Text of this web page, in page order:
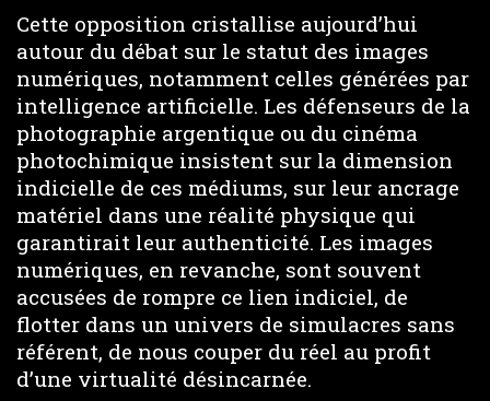
Cette opposition cristallise aujourd’hui
autour du débat sur le statut des images
numériques, notamment celles générées par
intelligence artificielle. Les défenseurs de la
photographie argentique ou du cinéma
photochimique insistent sur la dimension
indicielle de ces médiums, sur leur ancrage
matériel dans une réalité physique qui
garantirait leur authenticité. Les images
numériques, en revanche, sont souvent
accusées de rompre ce lien indiciel, de
flotter dans un univers de simulacres sans
référent, de nous couper du réel au profit
d’une virtualité désincarnée.